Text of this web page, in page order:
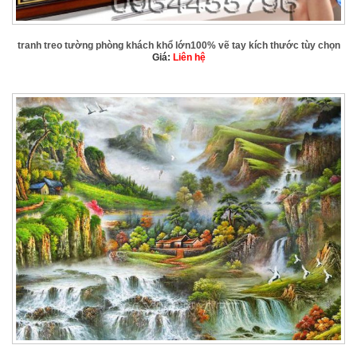
tranh treo tường phòng khách khổ lớn100% vẽ tay kích thước tùy chọn
Giá: Liên hệ